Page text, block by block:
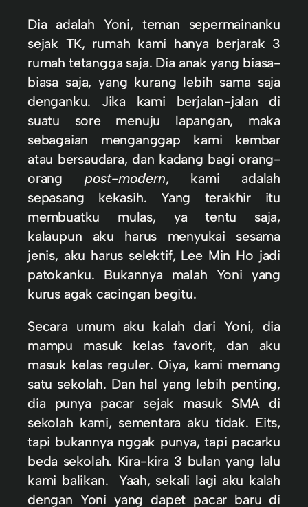
Dia adalah Yoni, teman sepermainanku
sejak TK, rumah kami hanya berjarak 3
rumah tetangga saja. Dia anak yang biasa-
biasa saja, yang kurang lebih sama saja
denganku. Jika kami berjalan-jalan di
suatu sore menuju lapangan, maka
sebagaian menganggap kami kembar
atau bersaudara, dan kadang bagi orang-
orang post-modern, kami adalah
sepasang kekasih. Yang terakhir itu
membuatku mulas, ya tentu saja,
kalaupun aku harus menyukai sesama
jenis, aku harus selektif, Lee Min Ho jadi
patokanku. Bukannya malah Yoni yang
kurus agak cacingan begitu.
Secara umum aku kalah dari Yoni, dia
mampu masuk kelas favorit, dan aku
masuk kelas reguler. Oiya, kami memang
satu sekolah. Dan hal yang lebih penting,
dia punya pacar sejak masuk SMA di
sekolah kami, sementara aku tidak. Eits,
tapi bukannya nggak punya, tapi pacarku
beda sekolah. Kira-kira 3 bulan yang lalu
kami balikan. Yaah, sekali lagi aku kalah
dengan Yoni yang dapet pacar baru di